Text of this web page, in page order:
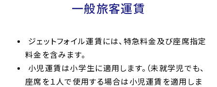
一般旅客運賃
ジェットフォイル運賃には、特急料金及び座席指定
料金を含みます。
小児運賃は小学生に適用します。（未就学児でも、
座席を１人で使用する場合は小児運賃を適用しま